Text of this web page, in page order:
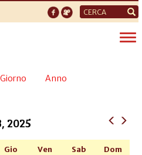
Form
di
ricerca
Giorno Anno
2025
Gio Ven Sab Dom